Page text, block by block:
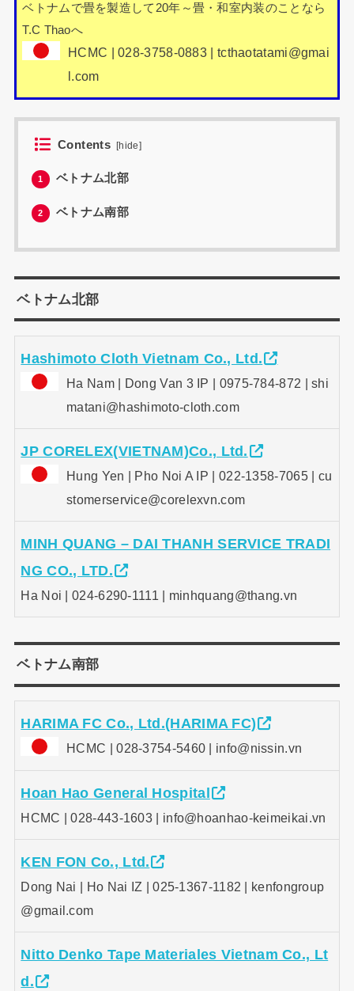
ベトナムで畳を製造して20年～畳・和室内装のことなら
T.C Thaoへ
HCMC | 028-3758-0883 | tcthaotatami@gmai
l.com
Contents [hide]
1 ベトナム北部
2 ベトナム南部
ベトナム北部
Hashimoto Cloth Vietnam Co., Ltd.
Ha Nam | Dong Van 3 IP | 0975-784-872 | shi
matani@hashimoto-cloth.com
JP CORELEX(VIETNAM)Co., Ltd.
Hung Yen | Pho Noi A IP | 022-1358-7065 | cu
stomerservice@corelexvn.com
MINH QUANG – DAI THANH SERVICE TRADI
NG CO., LTD.
Ha Noi | 024-6290-1111 | minhquang@thang.vn
ベトナム南部
HARIMA FC Co., Ltd.(HARIMA FC)
HCMC | 028-3754-5460 | info@nissin.vn
Hoan Hao General Hospital
HCMC | 028-443-1603 | info@hoanhao-keimeikai.vn
KEN FON Co., Ltd.
Dong Nai | Ho Nai IZ | 025-1367-1182 | kenfongroup
@gmail.com
Nitto Denko Tape Materiales Vietnam Co., Lt
d.